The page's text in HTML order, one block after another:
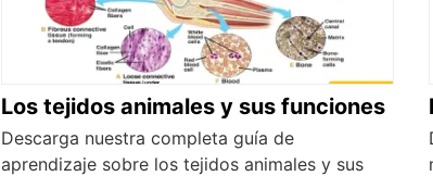
Los tejidos animales y sus funciones
Descarga nuestra completa guía de
aprendizaje sobre los tejidos animales y sus